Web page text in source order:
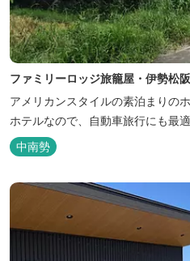
ファミリーロッジ旅籠屋・伊勢松
アメリカンスタイルの素泊まりの
ホテルなので、自動車旅行にも最適
中南勢